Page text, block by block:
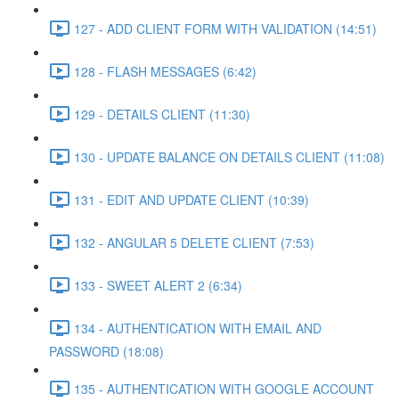
127 - ADD CLIENT FORM WITH VALIDATION (14:51)
128 - FLASH MESSAGES (6:42)
129 - DETAILS CLIENT (11:30)
130 - UPDATE BALANCE ON DETAILS CLIENT (11:08)
131 - EDIT AND UPDATE CLIENT (10:39)
132 - ANGULAR 5 DELETE CLIENT (7:53)
133 - SWEET ALERT 2 (6:34)
134 - AUTHENTICATION WITH EMAIL AND
PASSWORD (18:08)
135 - AUTHENTICATION WITH GOOGLE ACCOUNT